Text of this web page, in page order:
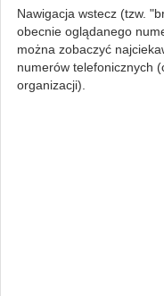
Nawigacja wstecz (tzw.
obecnie oglądanego
można zobaczyć
numerów telefonicznych
organizacji).